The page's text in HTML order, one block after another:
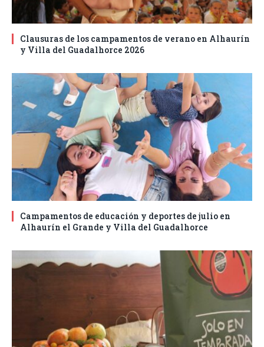
Clausuras de los campamentos de verano en Alhaurín
y Villa del Guadalhorce 2026
Campamentos de educación y deportes de julio en
Alhaurín el Grande y Villa del Guadalhorce